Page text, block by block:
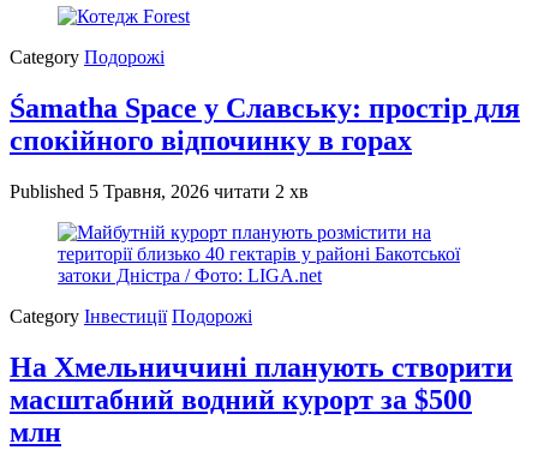
Category Подорожі
Śamatha Space у Славську: простір для
спокійного відпочинку в горах
Published 5 Травня, 2026 читати 2 хв
Category Інвестиції Подорожі
На Хмельниччині планують створити
масштабний водний курорт за $500
млн